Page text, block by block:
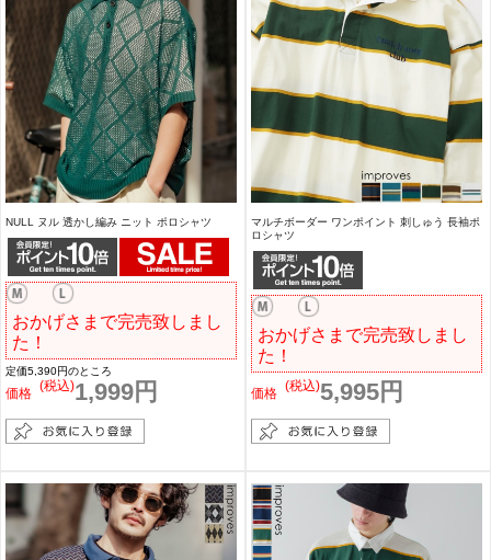
NULL ヌル 透かし編み ニット ポロシャツ
おかげさまで完売致しまし
た！
定価5,390円のところ
価格 1,999円
(税込)
マルチボーダー ワンポイント 刺しゅう 長袖ポ
ロシャツ
おかげさまで完売致しまし
た！
価格 5,995円
(税込)